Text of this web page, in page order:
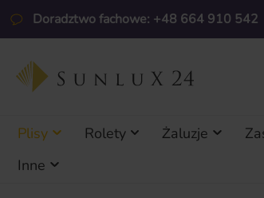
do głównej zawartości
Przejdź do wyszukiwania
Przejdź do głównej nawigacji
Doradztwo fachowe: +48 664 910 542
Plisy Rolety Żaluzje
Inne